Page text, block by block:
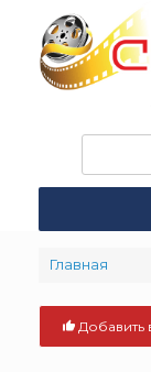
content
поиска:
Главная